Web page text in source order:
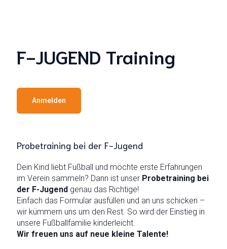
F-JUGEND Training
Anmelden
Probetraining bei der F-Jugend
Dein Kind liebt Fußball und möchte erste Erfahrungen
im Verein sammeln? Dann ist unser Probetraining bei
der F-Jugend genau das Richtige!
Einfach das Formular ausfüllen und an uns schicken –
wir kümmern uns um den Rest. So wird der Einstieg in
unsere Fußballfamilie kinderleicht.
Wir freuen uns auf neue kleine Talente!